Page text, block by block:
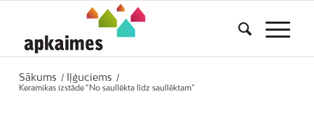
Sākums / Iļģuciems
/
Keramikas izstāde “No saullēkta līdz saullēktam”